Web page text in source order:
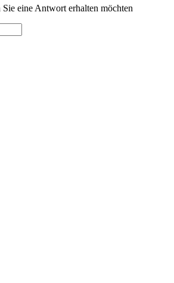
eine Antwort erhalten möchten